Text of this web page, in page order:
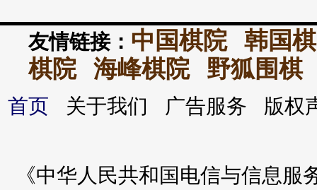
友情链接： 中国棋院
韩国
棋院
海峰棋院 野狐围棋
首页 关于我们 广告服务 版
《中华人民共和国电信与信息